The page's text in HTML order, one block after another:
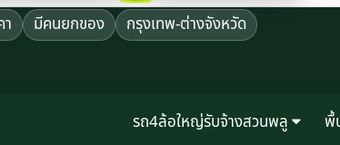
มีคนยกของ กรุงเทพ-ต่างจังหวัด
รถ4ล้อใหญ่รับจ้างสวนพลู พื้